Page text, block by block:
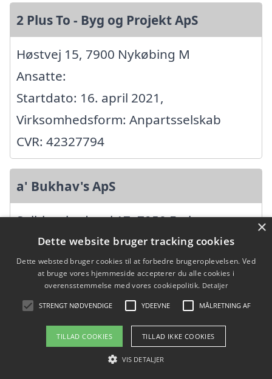
2 Plus To - Byg og Projekt ApS
Høstvej 15, 7900 Nykøbing M
Ansatte:
Startdato: 16. april 2021,
Virksomhedsform: Anpartsselskab
CVR: 42327794
a' Bukhav's ApS
Solbjerghedevej 17, 7950 Erslev
Ansatte:
Startdato: 01. juli 2021,
Virksomhedsform: Anpartsselskab
CVR: 42513598
Æ'Murer v/Tom Nissen Christensen
×
Dette website bruger tracking cookies
Dette websted bruger cookies til at forbedre brugeroplevelsen. Ved
at bruge vores hjemmeside accepterer du alle cookies i
overensstemmelse med vores cookiepolitik. Detaljer
STRENGT NØDVENDIGE YDEEVNE MÅLRETNING AF
TILLAD COOKIES TILLAD IKKE COOKIES
VIS DETALJER